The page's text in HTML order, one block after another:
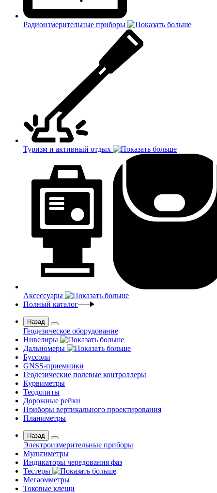
Радиоизмерительные приборы
Туризм и активный отдых
Аксессуары
Полный каталог
Назад
Геодезическое оборудование
Нивелиры
Дальномеры
Буссоли
GNSS-приемники
Геодезические полевые контроллеры
Курвиметры
Теодолиты
Дорожные рейки
Приборы вертикального проектирования
Планиметры
Назад
Электроизмерительные приборы
Мультиметры
Индикаторы чередования фаз
Тестеры
Мегаомметры
Токовые клещи